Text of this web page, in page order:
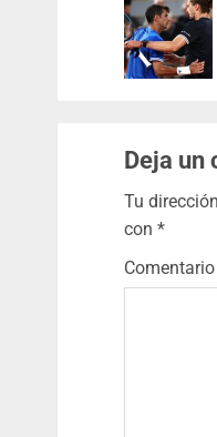
Deja un
Tu
con *
Comentario